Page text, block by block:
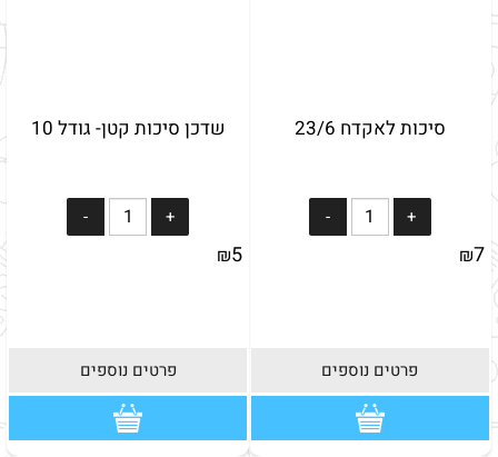
סיכות לאקדח 23/6
₪7
פרטים נוספים
שדכן סיכות קטן- גודל 10
₪5
פרטים נוספים